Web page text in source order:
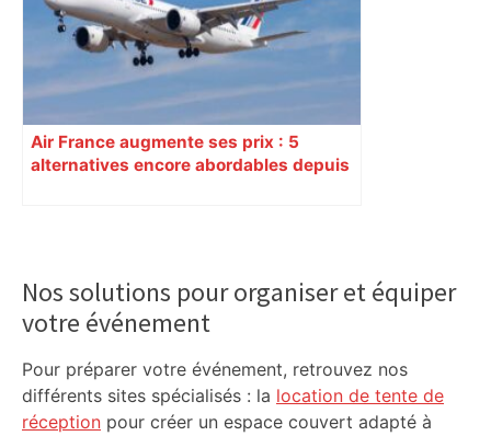
Air France augmente ses prix : 5
alternatives encore abordables depuis
Sidebar
Nos solutions pour organiser et équiper
votre événement
Pour préparer votre événement, retrouvez nos
différents sites spécialisés : la location de tente de
réception pour créer un espace couvert adapté à